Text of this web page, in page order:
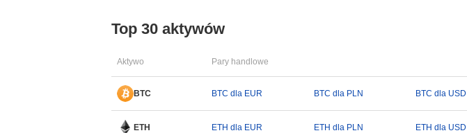
Top 30 aktywów
Aktywo Pary handlowe
BTC BTC dla EUR BTC dla PLN BTC dla USD
ETH ETH dla EUR ETH dla PLN ETH dla USD